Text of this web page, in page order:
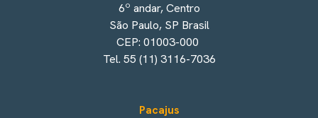
6º andar, Centro
São Paulo, SP Brasil
CEP: 01003-000
Tel. 55 (11) 3116-7036
Pacajus